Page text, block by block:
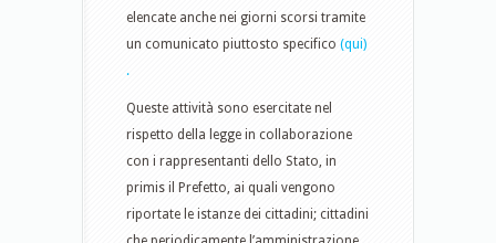
elencate anche nei giorni scorsi tramite
un comunicato ​piuttosto specifico (qui)​
.
Queste attività sono esercitate nel
rispetto della legge in collaborazione
con i rappresentanti dello Stato, in
primis il Prefetto, ai quali vengono
riportate le istanze dei cittadini; cittadini​